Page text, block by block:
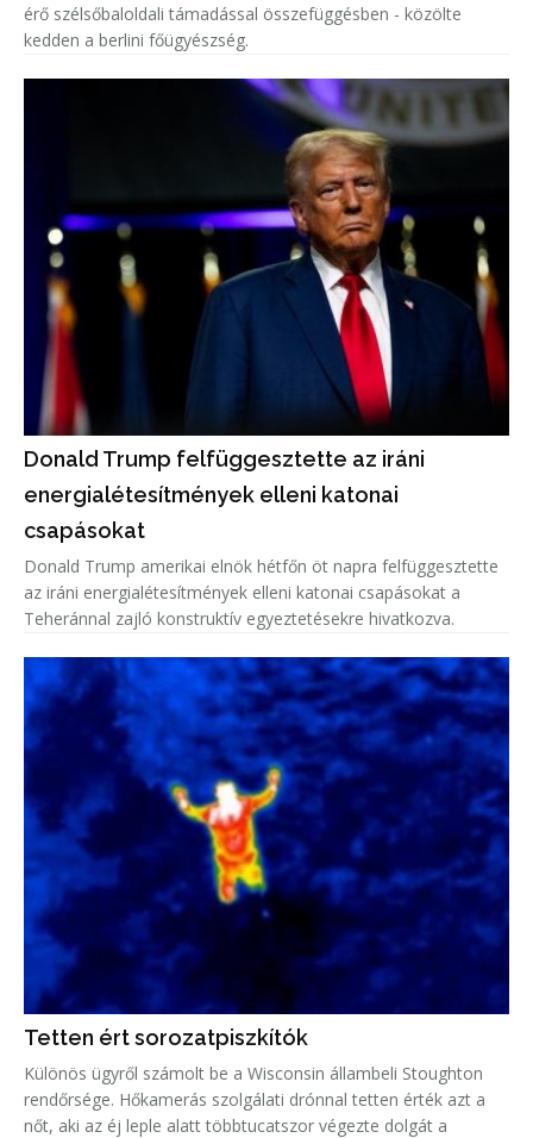
érő szélsőbaloldali támadással összefüggésben - közölte
kedden a berlini főügyészség.
Donald Trump felfüggesztette az iráni
energialétesítmények elleni katonai
csapásokat
Donald Trump amerikai elnök hétfőn öt napra felfüggesztette
az iráni energialétesítmények elleni katonai csapásokat a
Teheránnal zajló konstruktív egyeztetésekre hivatkozva.
Tetten ért sorozatpiszkítók
Különös ügyről számolt be a Wisconsin állambeli Stoughton
rendőrsége. Hőkamerás szolgálati drónnal tetten érték azt a
nőt, aki az éj leple alatt többtucatszor végezte dolgát a